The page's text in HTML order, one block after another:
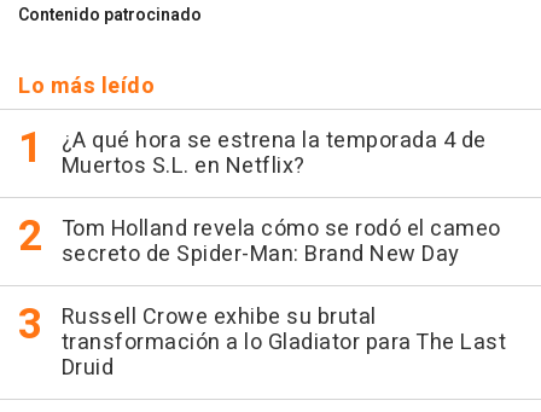
Contenido patrocinado
Lo más leído
¿A qué hora se estrena la temporada 4 de
Muertos S.L. en Netflix?
Tom Holland revela cómo se rodó el cameo
secreto de Spider-Man: Brand New Day
Russell Crowe exhibe su brutal
transformación a lo Gladiator para The Last
Druid